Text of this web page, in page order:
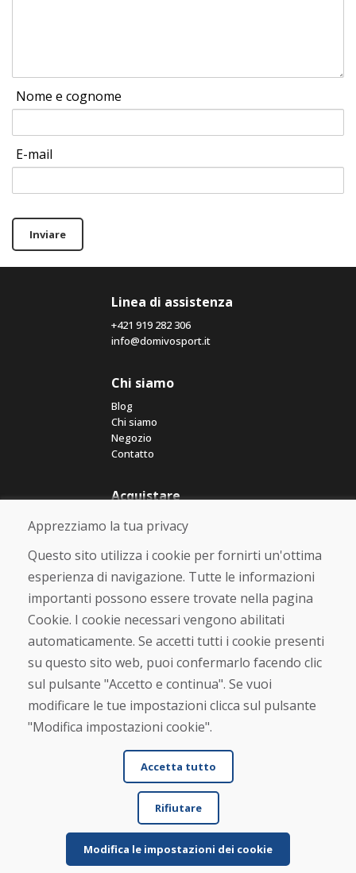
Nome e cognome
E-mail
Inviare
Linea di assistenza
+421 919 282 306
info@domivosport.it
Chi siamo
Blog
Chi siamo
Negozio
Contatto
Acquistare
Negozio online
Termini e condizioni commerciali
Spedizione e pagamento
Reso e cambio merce
Protezione dei dati personali
Cookies
Verificato dai clienti
★★★★★
© DOMIVOSPORT 2026, tutti i diritti riservati
DUFEKSOFT creazione di e-shop
Apprezziamo la tua privacy
Questo sito utilizza i cookie per fornirti un'ottima
esperienza di navigazione. Tutte le informazioni
importanti possono essere trovate nella pagina
Cookie. I cookie necessari vengono abilitati
automaticamente. Se accetti tutti i cookie presenti
su questo sito web, puoi confermarlo facendo clic
sul pulsante "Accetto e continua". Se vuoi
modificare le tue impostazioni clicca sul pulsante
"Modifica impostazioni cookie".
Accetta tutto
Rifiutare
Modifica le impostazioni dei cookie